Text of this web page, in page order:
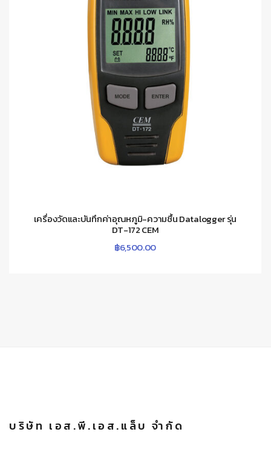
เครื่องวัดและบันทึกค่าอุณหภูมิ-ความชื้น Datalogger รุ่น
DT-172 CEM
฿6,500.00
บริษัท เอส.พี.เอส.แล็บ จำกัด